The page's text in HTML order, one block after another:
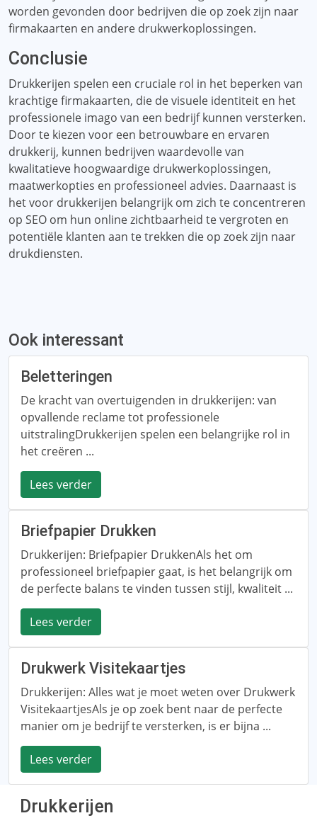
worden gevonden door bedrijven die op zoek zijn naar
firmakaarten en andere drukwerkoplossingen.
Conclusie
Drukkerijen spelen een cruciale rol in het beperken van
krachtige firmakaarten, die de visuele identiteit en het
professionele imago van een bedrijf kunnen versterken.
Door te kiezen voor een betrouwbare en ervaren
drukkerij, kunnen bedrijven waardevolle van
kwalitatieve hoogwaardige drukwerkoplossingen,
maatwerkopties en professioneel advies. Daarnaast is
het voor drukkerijen belangrijk om zich te concentreren
op SEO om hun online zichtbaarheid te vergroten en
potentiële klanten aan te trekken die op zoek zijn naar
drukdiensten.
Ook interessant
Beletteringen
De kracht van overtuigenden in drukkerijen: van
opvallende reclame tot professionele
uitstralingDrukkerijen spelen een belangrijke rol in
het creëren ...
Lees verder
Briefpapier Drukken
Drukkerijen: Briefpapier DrukkenAls het om
professioneel briefpapier gaat, is het belangrijk om
de perfecte balans te vinden tussen stijl, kwaliteit ...
Lees verder
Drukwerk Visitekaartjes
Drukkerijen: Alles wat je moet weten over Drukwerk
VisitekaartjesAls je op zoek bent naar de perfecte
manier om je bedrijf te versterken, is er bijna ...
Lees verder
Drukkerijen